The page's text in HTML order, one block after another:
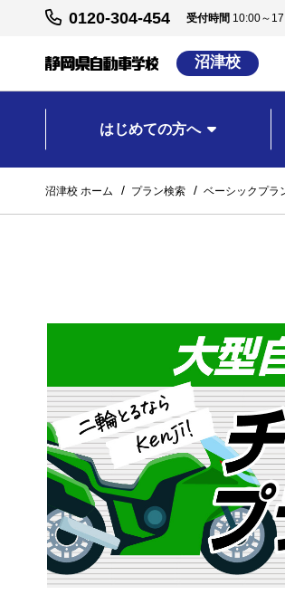
0120-304-454 受付時間 10:00～
沼津校
はじめての方へ
沼津校 ホーム プラン検索 ベーシックプラ